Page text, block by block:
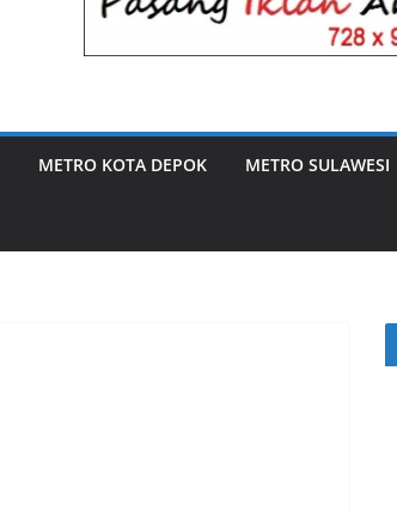
METRO KOTA DEPOK METRO SULAWESI